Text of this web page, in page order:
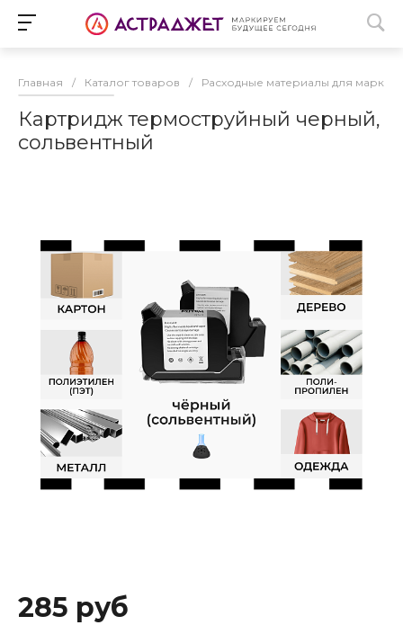
Главная / Каталог товаров / Расходные материалы для
Картридж термоструйный черный,
сольвентный
285 руб